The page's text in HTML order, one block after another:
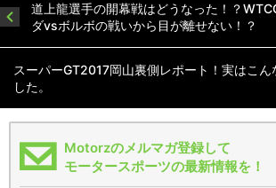
道上龍選手の開幕戦はどうなった！？
ダvsボルボの戦いから目が離せない！？
スーパーGT2017岡山裏側レポート！実はこん
した。
Motorzのメルマガ登録して
モータースポーツの最新情報を！